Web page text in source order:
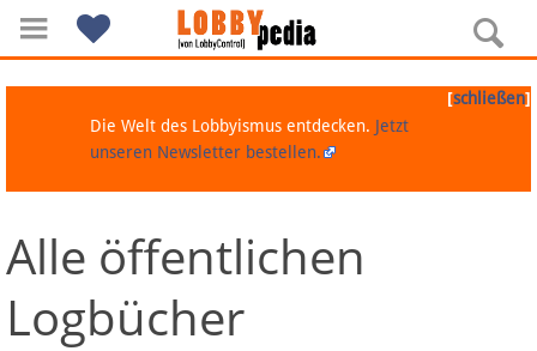
Navigation
Über Lobbypedia
[schließen]
Die Welt des Lobbyismus entdecken. Jetzt
unseren Newsletter bestellen.
Alle öffentlichen
Logbücher